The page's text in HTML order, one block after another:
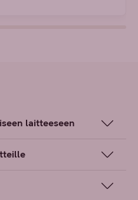
laitteeseen